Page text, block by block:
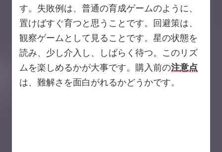
す。失敗例は、普通の育成ゲームのように、
置けばすぐ育つと思うことです。回避策は、
観察ゲームとして見ることです。星の状態を
読み、少し介入し、しばらく待つ。このリズ
ムを楽しめるかが大事です。購入前の注意点
は、難解さを面白がれるかどうかです。